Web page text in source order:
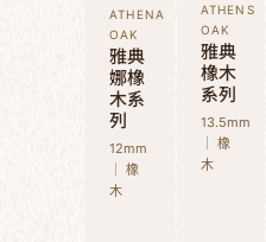
ATHENA
OAK
雅典
娜橡
木系
列
12mm
｜ 橡
木
ATHENS
OAK
雅典
橡木
系列
13.5mm
｜ 橡
木